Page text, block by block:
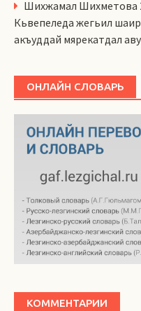
Шихжамал Шихметова
Кьвепеледа жегьил
акъуддай мярекатдал
ОНЛАЙН СЛОВАРЬ
КОММЕНТАРИИ